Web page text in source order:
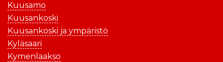
Kuusamo
Kuusankoski
Kuusankoski ja ympäristö
Kyläsaari
Kymenlaakso